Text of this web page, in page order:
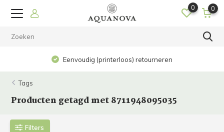
0 0
Eenvoudig (printerloos) retourneren
Tags
Producten getagd met 8711948095035
Filters